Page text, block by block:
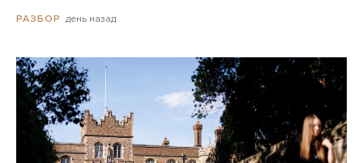
РАЗБОР день назад